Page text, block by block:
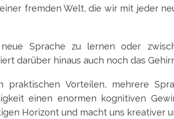
fremden Welt, die wir mit jeder
Sprache zu lernen oder
darüber hinaus auch noch das
praktischen Vorteilen, mehrere
einen enormen kognitiven
Horizont und macht uns kreativer